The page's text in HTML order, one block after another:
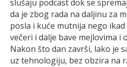
slušaju podcast dok se
da je zbog rada na daljinu za
posla i kuće mutnija nego
večeri i dalje bave mejlovima i
Nakon što dan završi, lako je
uz tehnologiju, bez obzira na